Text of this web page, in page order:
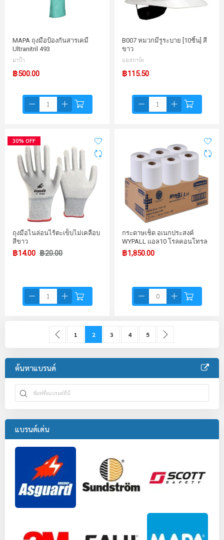
MAPA ถุงมือป้องกันสารเคมี
Ultranitril 493
มาป้า
฿500.00
B007 หมวกมีรูระบาย [10ชิ้น] สี
ขาว
แอสการ์ด
฿115.50
30% OFF
ถุงมือไนล่อนไร้ตะเข็บไม่เคลือบ
สีขาว
฿14.00 ฿20.00
กระดาษเช็ด อเนกประสงค์
WYPALL แอล10 โรลคอนโทรล
฿1,850.00
Page
Page
Previous
Page
1 You're currently reading page
2 Page
3 Page
4 Page
5
ค้นหาแบรนด์
แบรนด์เด่น